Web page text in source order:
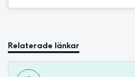
Relaterade länkar